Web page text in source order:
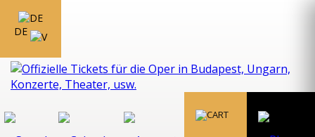
DE